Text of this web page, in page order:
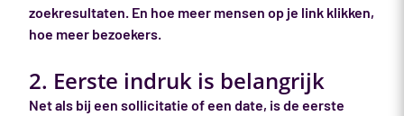
zoekresultaten. En hoe meer mensen op je link klikken,
hoe meer bezoekers.
2. Eerste indruk is belangrijk
Net als bij een sollicitatie of een date, is de eerste